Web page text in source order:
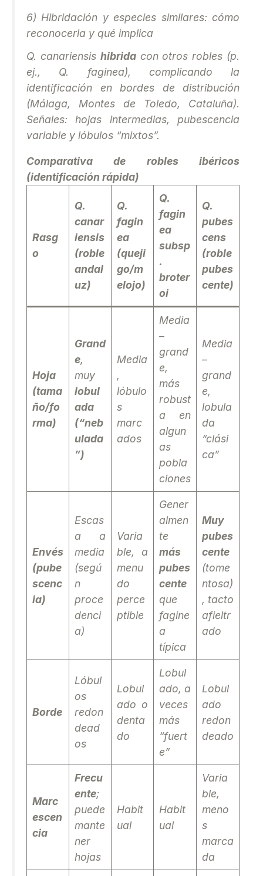
6) Hibridación y especies similares: cómo
reconocerla y qué implica
Q. canariensis hibridacon otros robles (p.
ej., Q. faginea), complicando la
identificación en bordes de distribución
(Málaga, Montes de Toledo, Cataluña).
Señales: hojas intermedias, pubescencia
variable y lóbulos “mixtos”.
Comparativa de robles ibéricos
(identificación rápida)
Rasg
o
Q.
canar
iensis
(roble
andal
uz)
Q.
fagin
ea
(queji
go/m
elojo)
Q.
fagin
ea
subsp
.
broter
oi
Q.
pubes
cens
(roble
pubes
cente)
Hoja
(tama
ño/fo
rma)
Grand
e,
muy
lobul
ada
(“neb
ulada
”)
Media
,
lóbulo
s
marc
ados
Media
–
grand
e,
más
robust
a en
algun
as
pobla
ciones
Media
–
grand
e,
lobula
da
“clási
ca”
Envés
(pube
scenc
ia)
Escas
a a
media
(segú
n
proce
denci
a)
Varia
ble, a
menu
do
perce
ptible
Gener
almen
te
más
pubes
cente
que
fagine
a
típica
Muy
pubes
cente
(tome
ntosa)
, tacto
afieltr
ado
Borde
Lóbul
os
redon
dead
os
Lobul
ado o
denta
do
Lobul
ado, a
veces
más
“fuert
e”
Lobul
ado
redon
deado
Marc
escen
cia
Frecu
ente;
puede
mante
ner
hojas
Habit
ual
Habit
ual
Varia
ble,
meno
s
marca
da